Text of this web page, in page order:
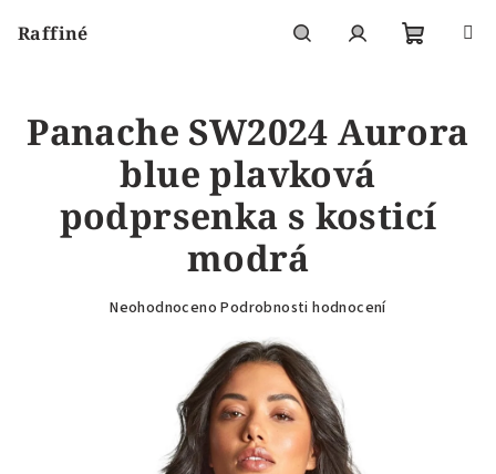
Raffiné
košík
Panache SW2024 Aurora
blue plavková
podprsenka s kosticí
modrá
Průměrné
hvězdiček.
Neohodnoceno Podrobnosti hodnocení